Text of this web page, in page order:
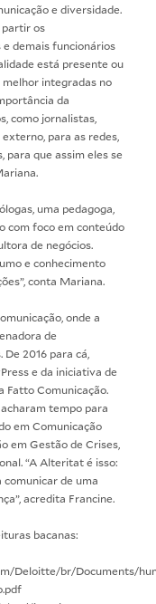
e diversidade.
partir os
demais funcionários
está presente ou
melhor integradas no
da
como jornalistas,
para as redes,
para que assim eles se
uma pedagoga,
com foco em conteúdo
de negócios.
e conhecimento
conta Mariana.
onde a
de
2016 para cá,
e da iniciativa de
Comunicação.
tempo para
em Comunicação
em Gestão de Crises,
“A Alteritat é isso:
comunicar de uma
acredita Francine.
bacanas:
Deloitte/br/Documents/